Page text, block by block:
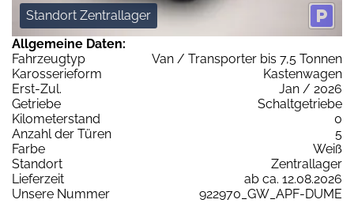
Standort Zentrallager
Allgemeine Daten:
Fahrzeugtyp
Van / Transporter bis 7,5 Tonnen
Karosserieform
Kastenwagen
Erst-Zul.
Jan / 2026
Getriebe
Schaltgetriebe
Kilometerstand
0
Anzahl der Türen
5
Farbe
Weiß
Standort
Zentrallager
Lieferzeit
ab ca. 12.08.2026
Unsere Nummer
922970_GW_APF-DUME